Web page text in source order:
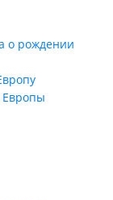
о рождении
Европы